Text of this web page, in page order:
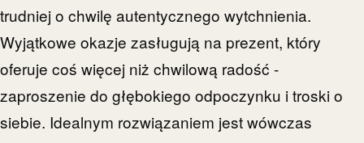
trudniej o chwilę autentycznego wytchnienia.
Wyjątkowe okazje zasługują na prezent, który
oferuje coś więcej niż chwilową radość -
zaproszenie do głębokiego odpoczynku i troski o
siebie. Idealnym rozwiązaniem jest wówczas